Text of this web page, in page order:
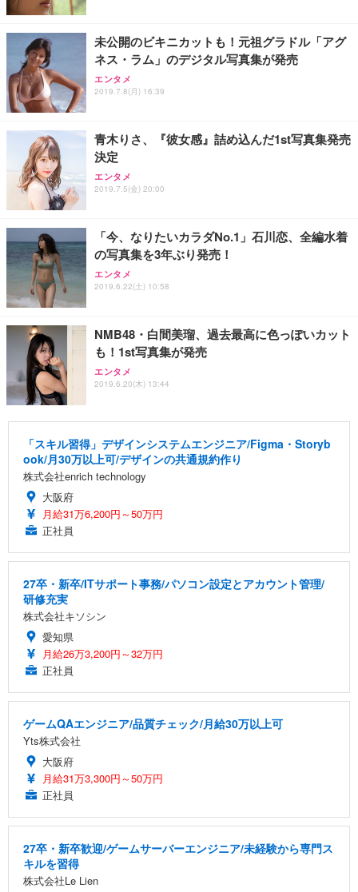
未公開のビキニカットも！元祖グラドル「アグ
ネス・ラム」のデジタル写真集が発売
エンタメ
2019.7.8(月) 16:39
青木りさ、『彼女感』詰め込んだ1st写真集発売
決定
エンタメ
2019.7.5(金) 20:00
「今、なりたいカラダNo.1」石川恋、全編水着
の写真集を3年ぶり発売！
エンタメ
2019.6.22(土) 10:58
NMB48・白間美瑠、過去最高に色っぽいカット
も！1st写真集が発売
エンタメ
2019.6.20(木) 13:44
「スキル習得」デザインシステムエンジニア/Figma・Storyb
ook/月30万以上可/デザインの共通規約作り
株式会社enrich technology
大阪府
月給31万6,200円～50万円
正社員
27卒・新卒/ITサポート事務/パソコン設定とアカウント管理/
研修充実
株式会社キソシン
愛知県
月給26万3,200円～32万円
正社員
ゲームQAエンジニア/品質チェック/月給30万以上可
Yts株式会社
大阪府
月給31万3,300円～50万円
正社員
27卒・新卒歓迎/ゲームサーバーエンジニア/未経験から専門ス
キルを習得
株式会社Le Lien